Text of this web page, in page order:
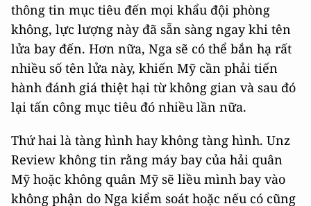
thông tin mục tiêu đến mọi khẩu đội phòng
không, lực lượng này đã sẵn sàng ngay khi tên
lửa bay đến. Hơn nữa, Nga sẽ có thể bắn hạ rất
nhiều số tên lửa này, khiến Mỹ cần phải tiến
hành đánh giá thiệt hại từ không gian và sau đó
lại tấn công mục tiêu đó nhiều lần nữa.
Thứ hai là tàng hình hay không tàng hình. Unz
Review không tin rằng máy bay của hải quân
Mỹ hoặc không quân Mỹ sẽ liều mình bay vào
không phận do Nga kiểm soát hoặc nếu có cũng